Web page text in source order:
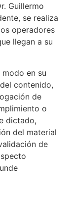
Guillermo
se realiza
operadores
llegan a su
en su
contenido,
de
o
dictado,
del material
de